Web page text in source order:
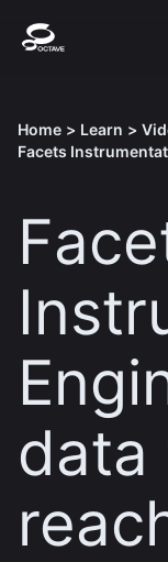
Home > Learn >
Facets
data